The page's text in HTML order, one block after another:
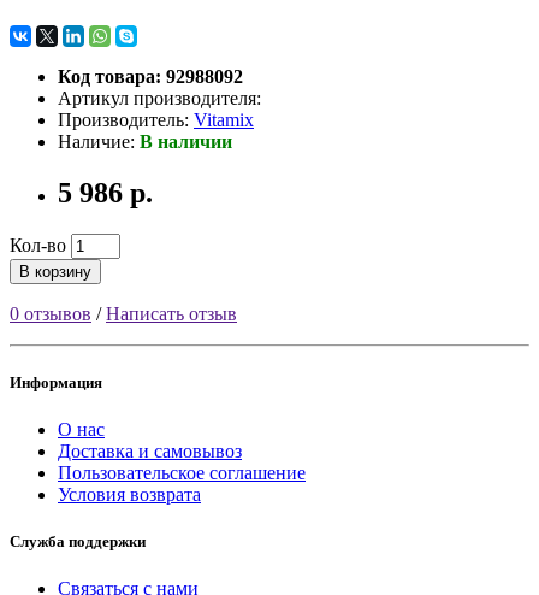
Код товара: 92988092
Артикул производителя:
Производитель: Vitamix
Наличие: В наличии
5 986 р.
Кол-во
В корзину
0 отзывов /Написать отзыв
Информация
О нас
Доставка и самовывоз
Пользовательское соглашение
Условия возврата
Служба поддержки
Связаться с нами